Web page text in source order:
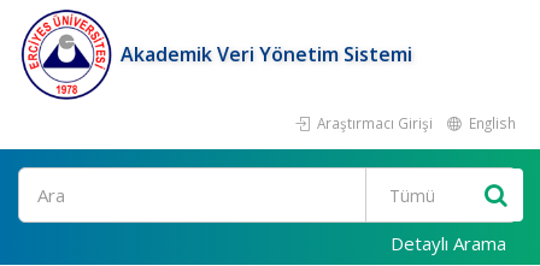
Akademik Veri Yönetim Sistemi
Araştırmacı Girişi English
Ara
Detaylı Arama